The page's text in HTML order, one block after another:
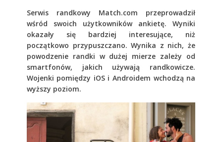
Serwis randkowy Match.com przeprowadził
wśród swoich użytkowników ankietę. Wyniki
okazały się bardziej interesujące, niż
początkowo przypuszczano. Wynika z nich, że
powodzenie randki w dużej mierze zależy od
smartfonów, jakich używają randkowicze.
Wojenki pomiędzy iOS i Androidem wchodzą na
wyższy poziom.